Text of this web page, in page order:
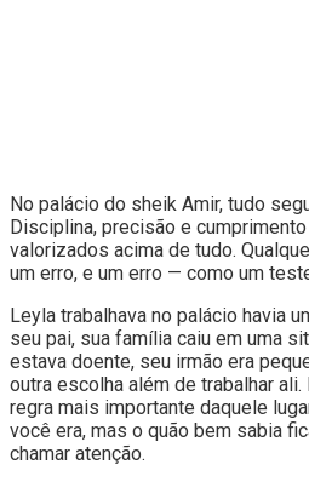
No palácio do sheik Amir, tudo
Disciplina, precisão e
valorizados acima de tudo.
um erro, e um erro — como um
Leyla trabalhava no palácio havia
seu pai, sua família caiu em uma
estava doente, seu irmão era
outra escolha além de trabalhar
regra mais importante daquele
você era, mas o quão bem sabia
chamar atenção.